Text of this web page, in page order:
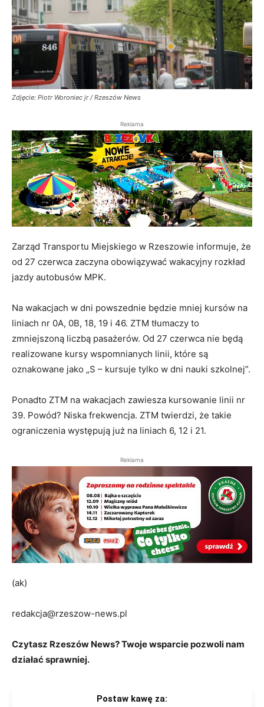
Zdjęcie: Piotr Woroniec jr / Rzeszów News
Reklama
Zarząd Transportu Miejskiego w Rzeszowie informuje, że
od 27 czerwca zaczyna obowiązywać wakacyjny rozkład
jazdy autobusów MPK.
Na wakacjach w dni powszednie będzie mniej kursów na
liniach nr 0A, 0B, 18, 19 i 46. ZTM tłumaczy to
zmniejszoną liczbą pasażerów. Od 27 czerwca nie będą
realizowane kursy wspomnianych linii, które są
oznakowane jako „S – kursuje tylko w dni nauki szkolnej”.
Ponadto ZTM na wakacjach zawiesza kursowanie linii nr
39. Powód? Niska frekwencja. ZTM twierdzi, że takie
ograniczenia występują już na liniach 6, 12 i 21.
Reklama
(ak)
redakcja@rzeszow-news.pl
Czytasz Rzeszów News? Twoje wsparcie pozwoli nam
działać sprawniej.
Postaw kawę za: